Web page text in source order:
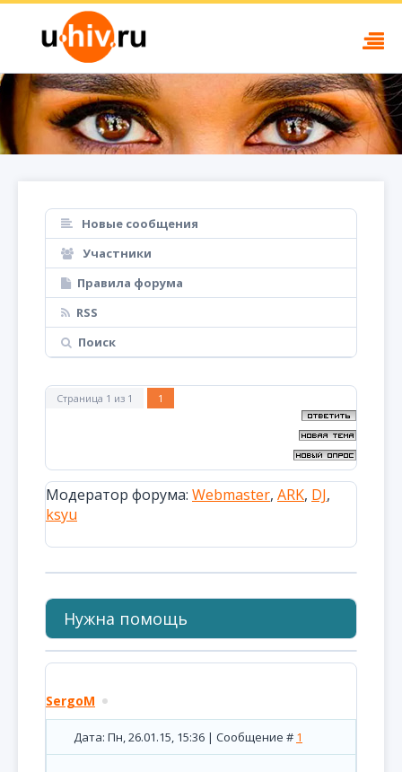
Новые сообщения
Участники
Правила форума
RSS
Поиск
Страница 1 из 1 1
Модератор форума: Webmaster, ARK, DJ,
ksyu
Нужна помощь
SergoM
Дата: Пн, 26.01.15, 15:36 | Сообщение # 1